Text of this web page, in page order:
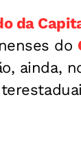
da
do
ainda,